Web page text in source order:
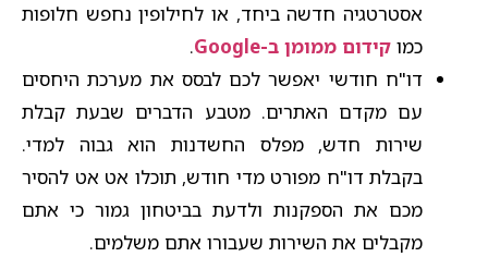
אסטרטגיה חדשה ביחד, או לחילופין נחפש חלופות
כמו קידום ממומן ב-Google
.
דו"ח חודשי יאפשר לכם לבסס את מערכת היחסים
עם מקדם האתרים. מטבע הדברים שבעת קבלת
שירות חדש, מפלס החשדנות הוא גבוה למדי.
בקבלת דו"ח מפורט מדי חודש, תוכלו אט אט להסיר
מכם את הספקנות ולדעת בביטחון גמור כי אתם
מקבלים את השירות שעבורו אתם משלמים.